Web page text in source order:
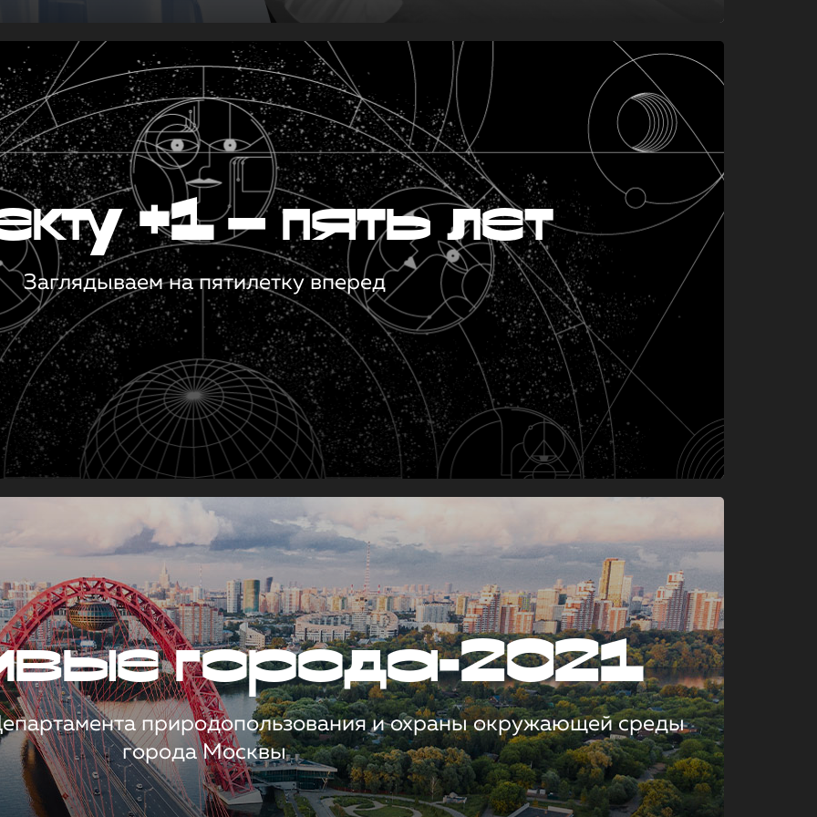
+1 — пять лет
Заглядываем на пятилетку вперед
города-2021
природопользования и охраны окружающей среды
города Москвы